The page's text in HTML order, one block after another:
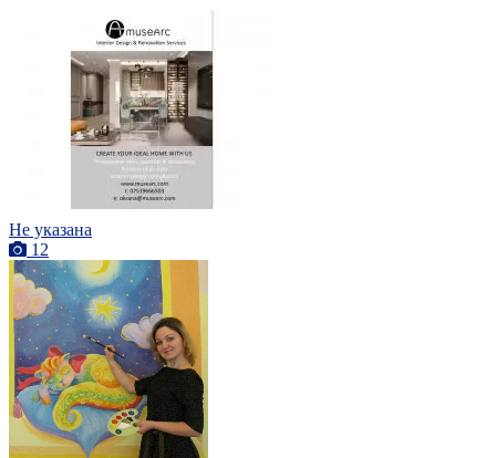
Не указана
12